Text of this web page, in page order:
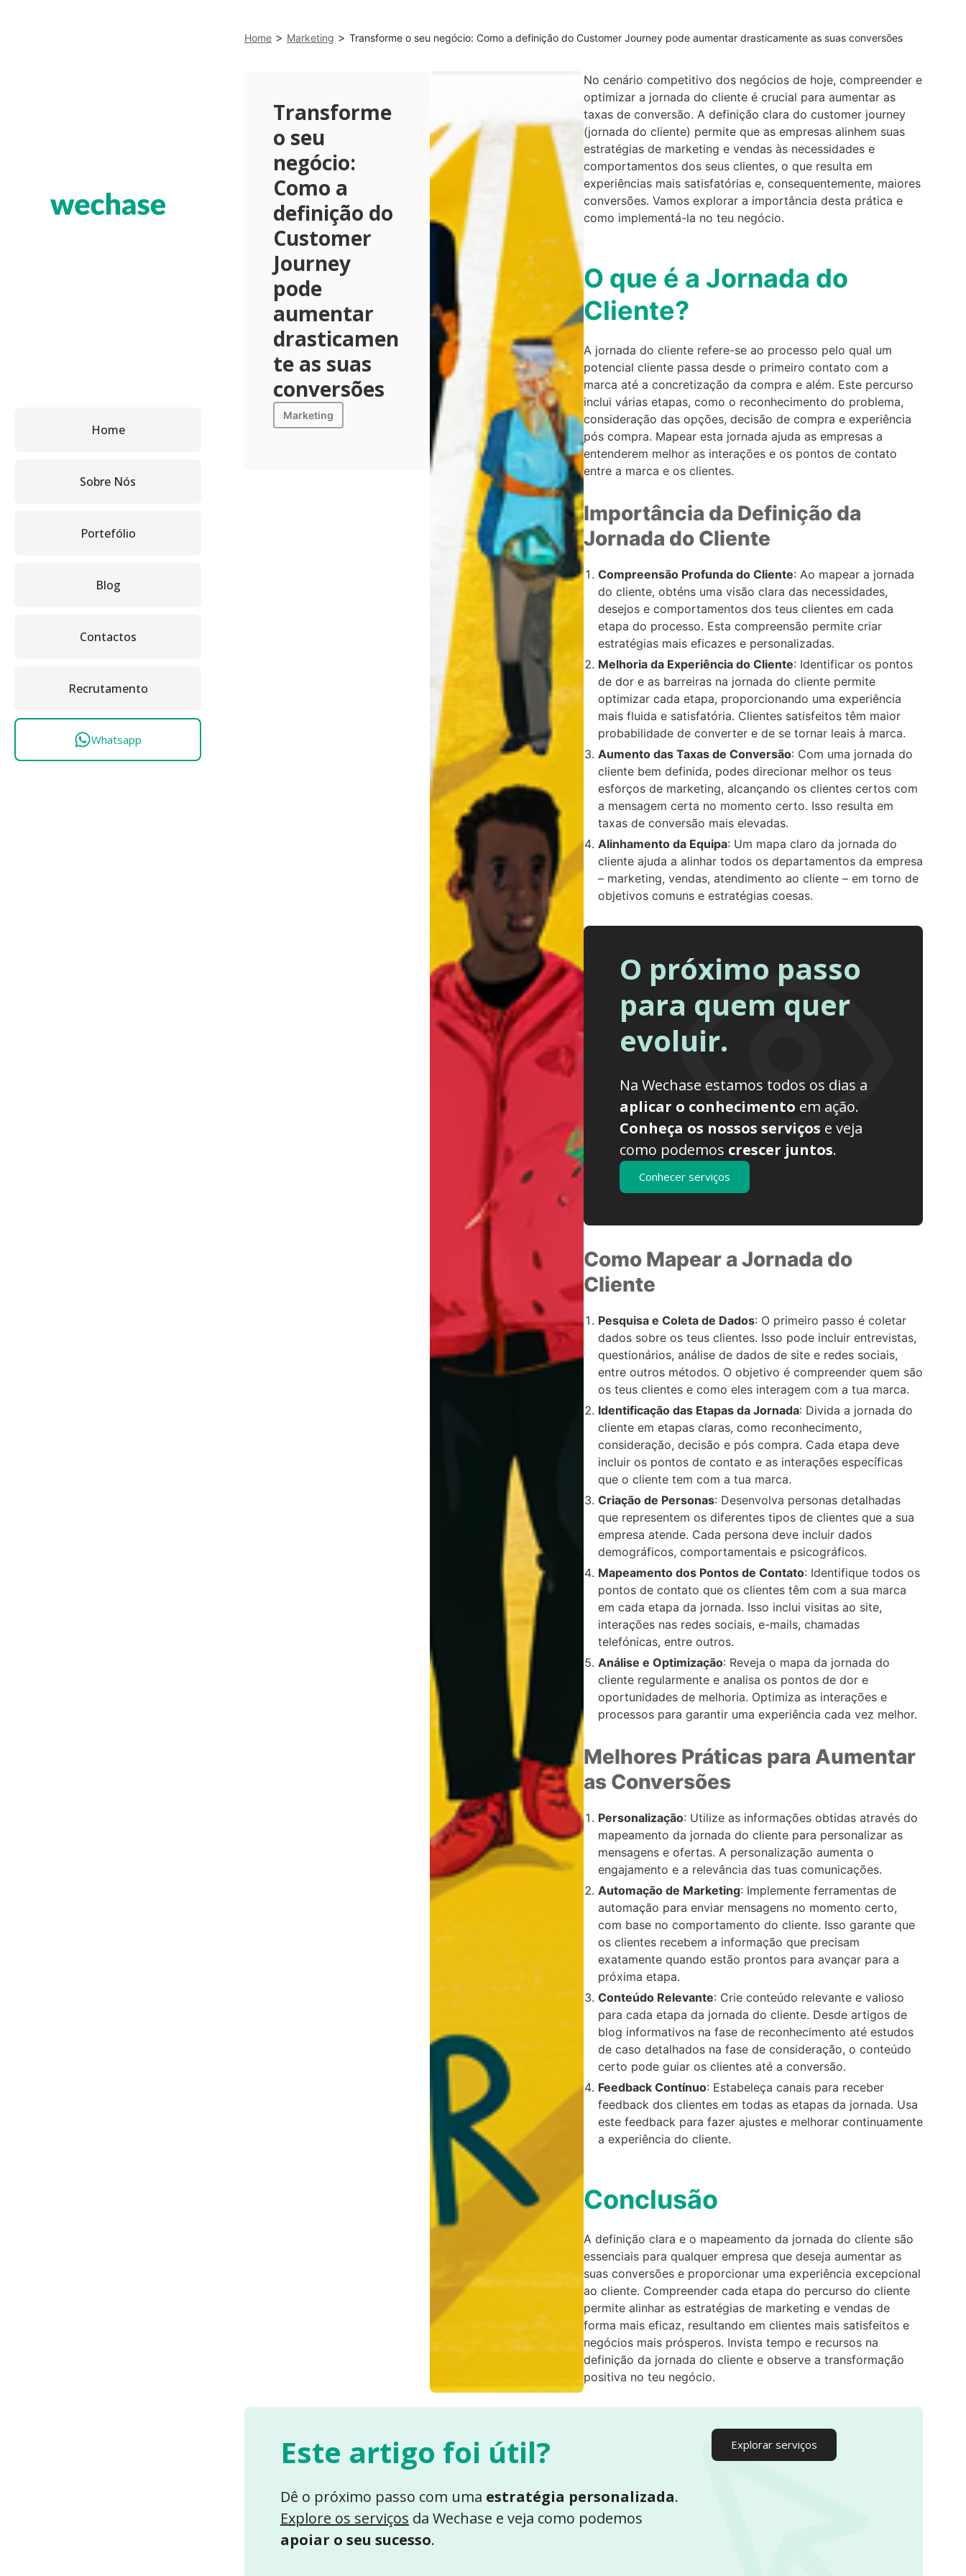
Home
Sobre Nós
Portefólio
Blog
Contactos
Recrutamento
Whatsapp
Home > Marketing > Transforme o seu negócio: Como a definição do Customer Journey pode aumentar drasticamente as suas conversões
Transforme
o seu
negócio:
Como a
definição do
Customer
Journey
pode
aumentar
drasticamen
te as suas
conversões
Marketing
No cenário competitivo dos negócios de hoje, compreender e
optimizar a jornada do cliente é crucial para aumentar as
taxas de conversão. A definição clara do customer journey
(jornada do cliente) permite que as empresas alinhem suas
estratégias de marketing e vendas às necessidades e
comportamentos dos seus clientes, o que resulta em
experiências mais satisfatórias e, consequentemente, maiores
conversões. Vamos explorar a importância desta prática e
como implementá-la no teu negócio.
O que é a Jornada do
Cliente?
A jornada do cliente refere-se ao processo pelo qual um
potencial cliente passa desde o primeiro contato com a
marca até a concretização da compra e além. Este percurso
inclui várias etapas, como o reconhecimento do problema,
consideração das opções, decisão de compra e experiência
pós compra. Mapear esta jornada ajuda as empresas a
entenderem melhor as interações e os pontos de contato
entre a marca e os clientes.
Importância da Definição da
Jornada do Cliente
Compreensão Profunda do Cliente: Ao mapear a jornada
do cliente, obténs uma visão clara das necessidades,
desejos e comportamentos dos teus clientes em cada
etapa do processo. Esta compreensão permite criar
estratégias mais eficazes e personalizadas.
Melhoria da Experiência do Cliente: Identificar os pontos
de dor e as barreiras na jornada do cliente permite
optimizar cada etapa, proporcionando uma experiência
mais fluida e satisfatória. Clientes satisfeitos têm maior
probabilidade de converter e de se tornar leais à marca.
Aumento das Taxas de Conversão: Com uma jornada do
cliente bem definida, podes direcionar melhor os teus
esforços de marketing, alcançando os clientes certos com
a mensagem certa no momento certo. Isso resulta em
taxas de conversão mais elevadas.
Alinhamento da Equipa: Um mapa claro da jornada do
cliente ajuda a alinhar todos os departamentos da empresa
– marketing, vendas, atendimento ao cliente – em torno de
objetivos comuns e estratégias coesas.
O próximo passo
para quem quer
evoluir.
Na Wechase estamos todos os dias a
aplicar o conhecimento em ação.
Conheça os nossos serviços e veja
como podemos crescer juntos.
Conhecer serviços
Como Mapear a Jornada do
Cliente
Pesquisa e Coleta de Dados: O primeiro passo é coletar
dados sobre os teus clientes. Isso pode incluir entrevistas,
questionários, análise de dados de site e redes sociais,
entre outros métodos. O objetivo é compreender quem são
os teus clientes e como eles interagem com a tua marca.
Identificação das Etapas da Jornada: Divida a jornada do
cliente em etapas claras, como reconhecimento,
consideração, decisão e pós compra. Cada etapa deve
incluir os pontos de contato e as interações específicas
que o cliente tem com a tua marca.
Criação de Personas: Desenvolva personas detalhadas
que representem os diferentes tipos de clientes que a sua
empresa atende. Cada persona deve incluir dados
demográficos, comportamentais e psicográficos.
Mapeamento dos Pontos de Contato: Identifique todos os
pontos de contato que os clientes têm com a sua marca
em cada etapa da jornada. Isso inclui visitas ao site,
interações nas redes sociais, e-mails, chamadas
telefónicas, entre outros.
Análise e Optimização: Reveja o mapa da jornada do
cliente regularmente e analisa os pontos de dor e
oportunidades de melhoria. Optimiza as interações e
processos para garantir uma experiência cada vez melhor.
Melhores Práticas para Aumentar
as Conversões
Personalização: Utilize as informações obtidas através do
mapeamento da jornada do cliente para personalizar as
mensagens e ofertas. A personalização aumenta o
engajamento e a relevância das tuas comunicações.
Automação de Marketing: Implemente ferramentas de
automação para enviar mensagens no momento certo,
com base no comportamento do cliente. Isso garante que
os clientes recebem a informação que precisam
exatamente quando estão prontos para avançar para a
próxima etapa.
Conteúdo Relevante: Crie conteúdo relevante e valioso
para cada etapa da jornada do cliente. Desde artigos de
blog informativos na fase de reconhecimento até estudos
de caso detalhados na fase de consideração, o conteúdo
certo pode guiar os clientes até a conversão.
Feedback Contínuo: Estabeleça canais para receber
feedback dos clientes em todas as etapas da jornada. Usa
este feedback para fazer ajustes e melhorar continuamente
a experiência do cliente.
Conclusão
A definição clara e o mapeamento da jornada do cliente são
essenciais para qualquer empresa que deseja aumentar as
suas conversões e proporcionar uma experiência excepcional
ao cliente. Compreender cada etapa do percurso do cliente
permite alinhar as estratégias de marketing e vendas de
forma mais eficaz, resultando em clientes mais satisfeitos e
negócios mais prósperos. Invista tempo e recursos na
definição da jornada do cliente e observe a transformação
positiva no teu negócio.
Este artigo foi útil?
Dê o próximo passo com uma estratégia personalizada.
Explore os serviços da Wechase e veja como podemos
apoiar o seu sucesso.
Explorar serviços